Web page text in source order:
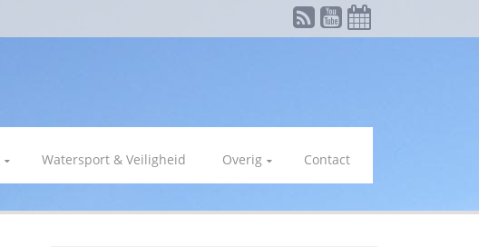
Watersport & Veiligheid Overig Contact